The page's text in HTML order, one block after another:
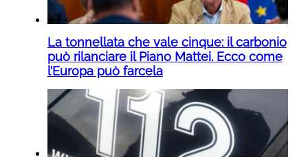
La tonnellata che vale cinque: il carbonio
può rilanciare il Piano Mattei. Ecco come
l’Europa può farcela